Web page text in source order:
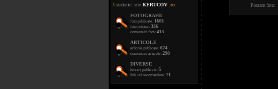
! statistici site KERUCOV ro
FOTOGRAFII
foto publicate: 1601
foto retrase: 336
comentarii foto: 413
ARTICOLE
articole publicate: 674
comentarii articole: 298
DIVERSE
lucrari publicate: 5
link-uri recomandate: 71
Postare foto: